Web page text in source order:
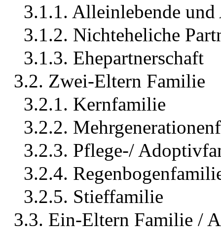
3.1.1. Alleinlebende und
3.1.2. Nichteheliche
3.1.3. Ehepartnerschaft
3.2. Zwei-Eltern Familie
3.2.1. Kernfamilie
3.2.2.
3.2.3. Pflege-/
3.2.4.
3.2.5. Stieffamilie
3.3. Ein-Eltern Familie /